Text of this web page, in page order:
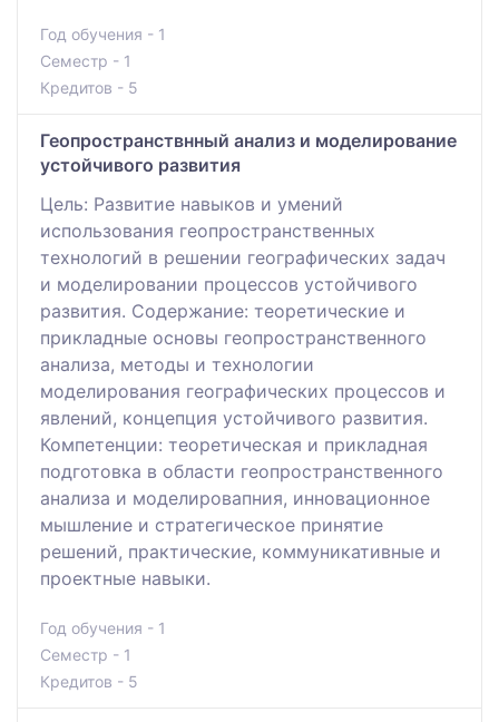
Год обучения - 1
Семестр - 1
Кредитов - 5
Геопространствнный анализ и моделирование
устойчивого развития
Цель: Развитие навыков и умений
использования геопространственных
технологий в решении географических задач
и моделировании процессов устойчивого
развития. Содержание: теоретические и
прикладные основы геопространственного
анализа, методы и технологии
моделирования географических процессов и
явлений, концепция устойчивого развития.
Компетенции: теоретическая и прикладная
подготовка в области геопространственного
анализа и моделировапния, инновационное
мышление и стратегическое принятие
решений, практические, коммуникативные и
проектные навыки.
Год обучения - 1
Семестр - 1
Кредитов - 5